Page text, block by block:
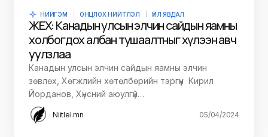
НИЙГЭМ ОНЦЛОХ НИЙТЛЭЛ ҮЙЛ ЯВДАЛ
ЖЕХ: Канадын улсын элчин сайдын яамны
холбогдох албан тушаалтныг хүлээн авч
уулзлаа
Канадын улсын элчин сайдын яамны элчин
зөвлөх, Хөгжлийн хөтөлбөрийн тэргүүн Кирил
Йорданов, Хүнсний аюулгүй…
Niitlel.mn 05/04/2024